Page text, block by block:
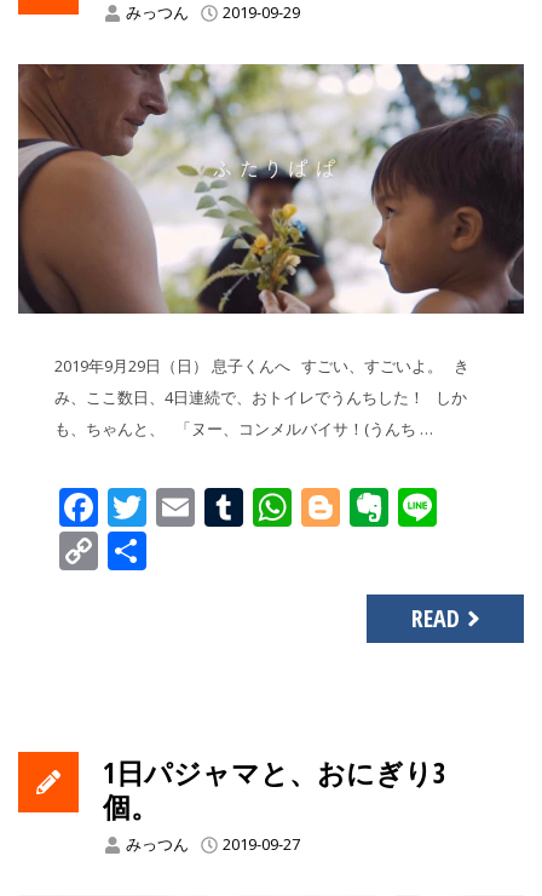
みっつん 2019-09-29
2019年9月29日（日） 息子くんへ すごい、すごいよ。 き
み、ここ数日、4日連続で、おトイレでうんちした！ しか
も、ちゃんと、 「ヌー、コンメルバイサ！(うんち …
Facebook
Twitter
EmailTumblr
WhatsApp
Blogger
Copy
READ
1日パジャマと、おにぎり3
個。
みっつん 2019-09-27